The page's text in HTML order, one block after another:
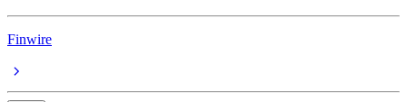
Finwire